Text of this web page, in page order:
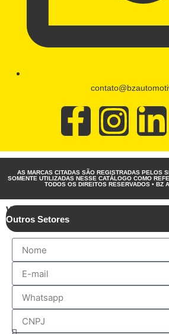
AS MARCAS CITADAS SÃO REGISTRADAS PELOS
SOMENTE UTILIZADAS NESSE CATÁLOGO COMO
TODOS OS DIREITOS RESERVADOS • BZ
Vendas
Outros Setores